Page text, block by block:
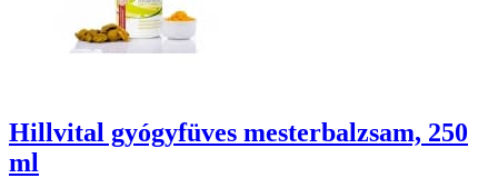
Hillvital gyógyfüves mesterbalzsam, 250
ml